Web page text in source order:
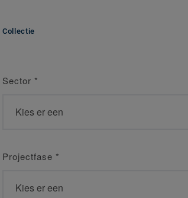
Collectie
Sector *
Projectfase *